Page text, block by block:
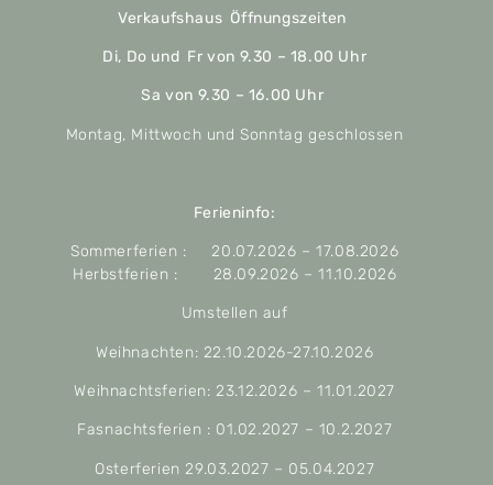
Verkaufshaus Öffnungszeiten
Di, Do und Fr von 9.30 – 18.00 Uhr
Sa von 9.30 – 16.00 Uhr
Montag, Mittwoch und Sonntag geschlossen
Ferieninfo:
Sommerferien : 20.07.2026 – 17.08.2026
Herbstferien : 28.09.2026 – 11.10.2026
Umstellen auf
Weihnachten: 22.10.2026-27.10.2026
Weihnachtsferien: 23.12.2026 – 11.01.2027
Fasnachtsferien : 01.02.2027 – 10.2.2027
Osterferien 29.03.2027 – 05.04.2027